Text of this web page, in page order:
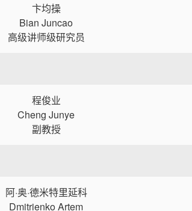
卞均操
Bian Juncao
高级讲师级研究员
程俊业
Cheng Junye
副教授
阿·奥·德米特里延科
Dmitrienko Artem